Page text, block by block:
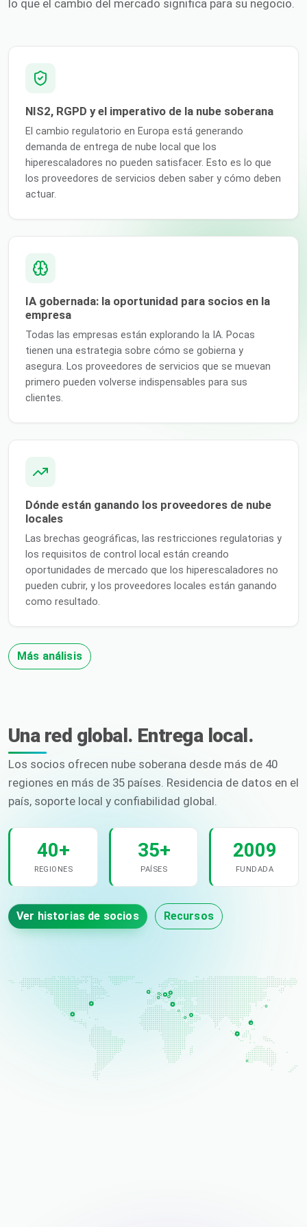
lo que el cambio del mercado significa para su negocio.
NIS2, RGPD y el imperativo de la nube soberana
El cambio regulatorio en Europa está generando
demanda de entrega de nube local que los
hiperescaladores no pueden satisfacer. Esto es lo que
los proveedores de servicios deben saber y cómo deben
actuar.
IA gobernada: la oportunidad para socios en la
empresa
Todas las empresas están explorando la IA. Pocas
tienen una estrategia sobre cómo se gobierna y
asegura. Los proveedores de servicios que se muevan
primero pueden volverse indispensables para sus
clientes.
Dónde están ganando los proveedores de nube
locales
Las brechas geográficas, las restricciones regulatorias y
los requisitos de control local están creando
oportunidades de mercado que los hiperescaladores no
pueden cubrir, y los proveedores locales están ganando
como resultado.
Más análisis
Una red global. Entrega local.
Los socios ofrecen nube soberana desde más de 40
regiones en más de 35 países. Residencia de datos en el
país, soporte local y confiabilidad global.
40+
REGIONES
35+
PAÍSES
2009
FUNDADA
Ver historias de socios Recursos